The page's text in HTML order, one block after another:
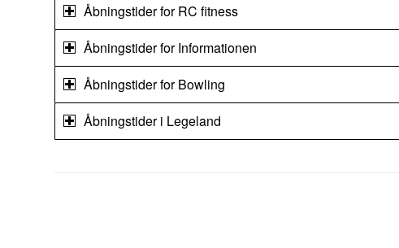
Åbningstider for RC fitness
Åbningstider for Informationen
Åbningstider for Bowling
Åbningstider i Legeland